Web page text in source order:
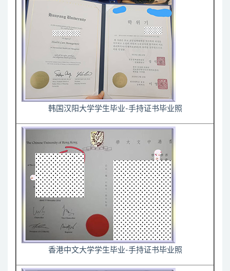
韩国汉阳大学学生毕业-手持证书毕业照
香港中文大学学生毕业-手持证书毕业照